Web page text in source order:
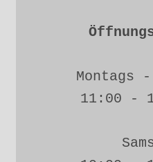
Montags
11:00 -